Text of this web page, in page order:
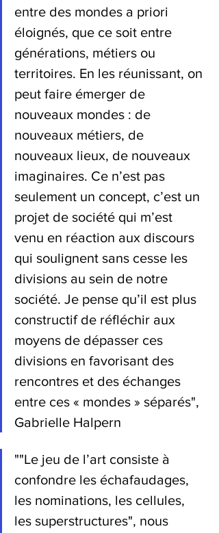
entre des mondes a priori
éloignés, que ce soit entre
générations, métiers ou
territoires. En les réunissant, on
peut faire émerger de
nouveaux mondes : de
nouveaux métiers, de
nouveaux lieux, de nouveaux
imaginaires. Ce n’est pas
seulement un concept, c’est un
projet de société qui m’est
venu en réaction aux discours
qui soulignent sans cesse les
divisions au sein de notre
société. Je pense qu’il est plus
constructif de réfléchir aux
moyens de dépasser ces
divisions en favorisant des
rencontres et des échanges
entre ces « mondes » séparés",
Gabrielle Halpern
""Le jeu de l’art consiste à
confondre les échafaudages,
les nominations, les cellules,
les superstructures", nous